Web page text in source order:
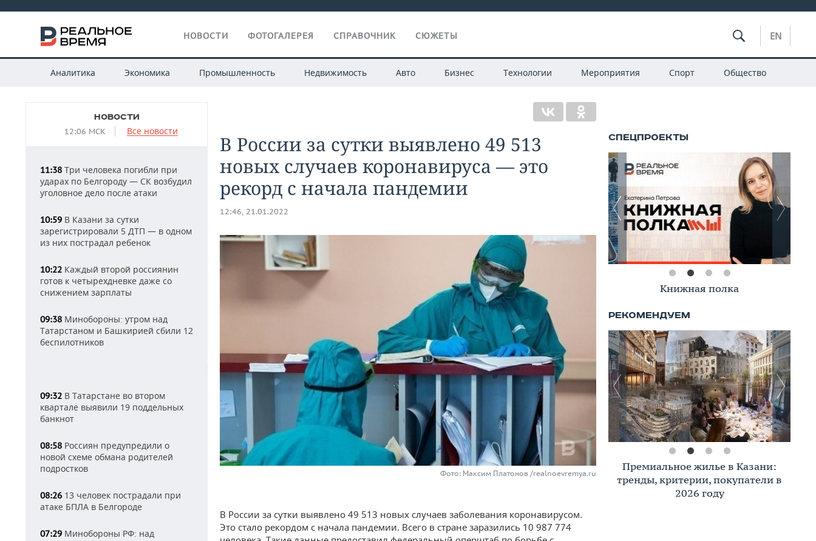
НОВОСТИ ФОТОГАЛЕРЕЯ СПРАВОЧНИК СЮЖЕТЫ EN
Аналитика Экономика Промышленность Недвижимость Авто Бизнес Технологии Мероприятия Спорт Общество
НОВОСТИ
12:06 МСК Все новости
11:38 Три человека погибли при
ударах по Белгороду — СК возбудил
уголовное дело после атаки
10:59 В Казани за сутки
зарегистрировали 5 ДТП — в одном
из них пострадал ребенок
10:22 Каждый второй россиянин
готов к четырехдневке даже со
снижением зарплаты
09:38 Минобороны: утром над
Татарстаном и Башкирией сбили 12
беспилотников
09:32 В Татарстане во втором
квартале выявили 19 поддельных
банкнот
08:58 Россиян предупредили о
новой схеме обмана родителей
подростков
08:26 13 человек пострадали при
атаке БПЛА в Белгороде
07:29 Минобороны РФ: над
В России за сутки выявлено 49 513
новых случаев коронавируса — это
рекорд с начала пандемии
12:46, 21.01.2022
Фото: Максим Платонов /realnoevremya.ru
В России за сутки выявлено 49 513 новых случаев заболевания коронавирусом.
Это стало рекордом с начала пандемии. Всего в стране заразились 10 987 774
Книжная полка
Премиальное жилье в Казани:
тренды, критерии, покупатели в
2026 году